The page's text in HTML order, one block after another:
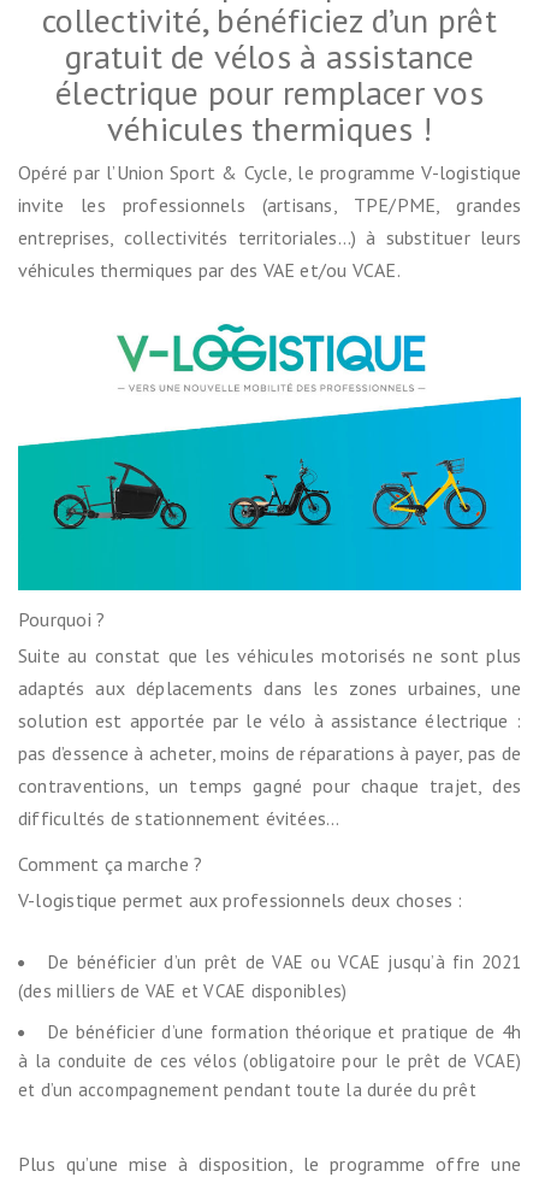
collectivité, bénéficiez d’un prêt
gratuit de vélos à assistance
électrique pour remplacer vos
véhicules thermiques !
Opéré par l’Union Sport & Cycle, le programme V-logistique
invite les professionnels (artisans, TPE/PME, grandes
entreprises, collectivités territoriales…) à substituer leurs
véhicules thermiques par des VAE et/ou VCAE.
Pourquoi ?
Suite au constat que les véhicules motorisés ne sont plus
adaptés aux déplacements dans les zones urbaines, une
solution est apportée par le vélo à assistance électrique :
pas d’essence à acheter, moins de réparations à payer, pas de
contraventions, un temps gagné pour chaque trajet, des
difficultés de stationnement évitées…
Comment ça marche ?
V-logistique permet aux professionnels deux choses :
De bénéficier d’un prêt de VAE ou VCAE jusqu’à fin 2021
(des milliers de VAE et VCAE disponibles)
De bénéficier d’une formation théorique et pratique de 4h
à la conduite de ces vélos (obligatoire pour le prêt de VCAE)
et d’un accompagnement pendant toute la durée du prêt
Plus qu’une mise à disposition, le programme offre une